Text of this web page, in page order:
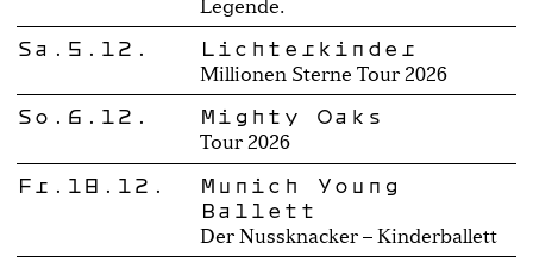
Sa.5.12. Lichterkinder
Millionen Sterne Tour 2026
So.6.12. Mighty Oaks
Tour 2026
Fr.18.12.
Munich Young
Ballett
Der Nussknacker – Kinderballett